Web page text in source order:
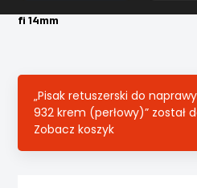
fi 14mm
„Pisak retuszerski do
932 krem (perłowy)” został
Zobacz koszyk